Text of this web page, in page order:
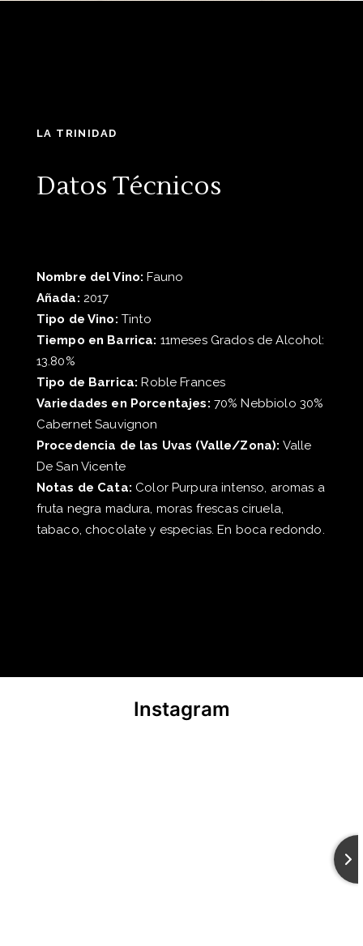
LA TRINIDAD
Datos Técnicos
Nombre del Vino: Fauno
Añada: 2017
Tipo de Vino: Tinto
Tiempo en Barrica: 11meses Grados de Alcohol:
13.80%
Tipo de Barrica: Roble Frances
Variedades en Porcentajes: 70% Nebbiolo 30%
Cabernet Sauvignon
Procedencia de las Uvas (Valle/Zona): Valle
De San Vicente
Notas de Cata: Color Purpura intenso, aromas a
fruta negra madura, moras frescas ciruela,
tabaco, chocolate y especias. En boca redondo.
Instagram